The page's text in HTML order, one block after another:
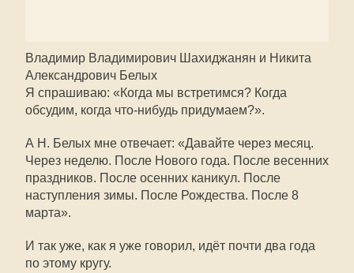
Владимир Владимирович Шахиджанян и Никита
Александрович Белых
Я спрашиваю: «Когда мы встретимся? Когда
обсудим, когда что-нибудь придумаем?».
А Н. Белых мне отвечает: «Давайте через месяц.
Через неделю. После Нового года. После весенних
праздников. После осенних каникул. После
наступления зимы. После Рождества. После 8
марта».
И так уже, как я уже говорил, идёт почти два года
по этому кругу.